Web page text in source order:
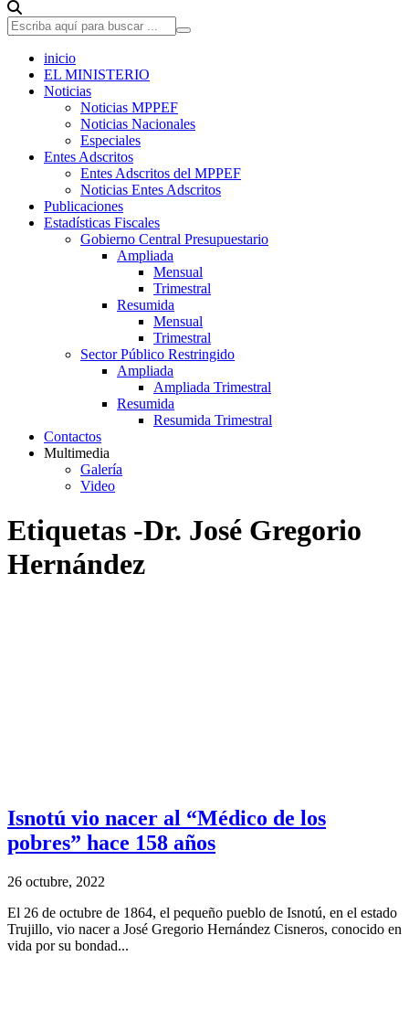
inicio
EL MINISTERIO
Noticias
Noticias MPPEF
Noticias Nacionales
Especiales
Entes Adscritos
Entes Adscritos del MPPEF
Noticias Entes Adscritos
Publicaciones
Estadísticas Fiscales
Gobierno Central Presupuestario
Ampliada
Mensual
Trimestral
Resumida
Mensual
Trimestral
Sector Público Restringido
Ampliada
Ampliada Trimestral
Resumida
Resumida Trimestral
Contactos
Multimedia
Galería
Video
Etiquetas -Dr. José Gregorio
Hernández
Isnotú vio nacer al “Médico de los
pobres” hace 158 años
26 octubre, 2022
El 26 de octubre de 1864, el pequeño pueblo de Isnotú, en el estado
Trujillo, vio nacer a José Gregorio Hernández Cisneros, conocido en
vida por su bondad...